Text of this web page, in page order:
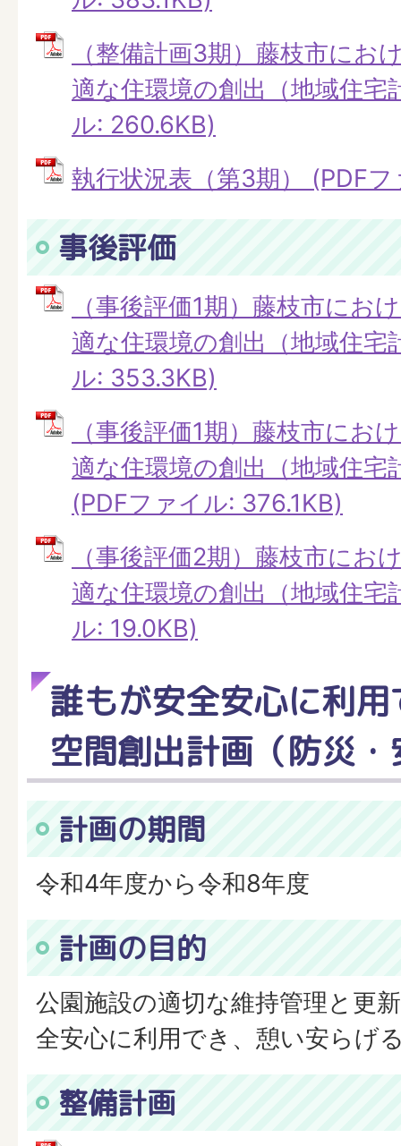
（整備計画3期）藤枝市にお
適な住環境の創出（地域住宅
ル: 260.6KB)
執行状況表（第3期） (PDF
事後評価
（事後評価1期）藤枝市にお
適な住環境の創出（地域住宅
ル: 353.3KB)
（事後評価1期）藤枝市にお
適な住環境の創出（地域住宅
(PDFファイル: 376.1KB)
（事後評価2期）藤枝市にお
適な住環境の創出（地域住宅
ル: 19.0KB)
誰もが安全安心に利
空間創出計画（防災
計画の期間
令和4年度から令和8年度
計画の目的
公園施設の適切な維持管理と更
全安心に利用でき、憩い安らげ
整備計画